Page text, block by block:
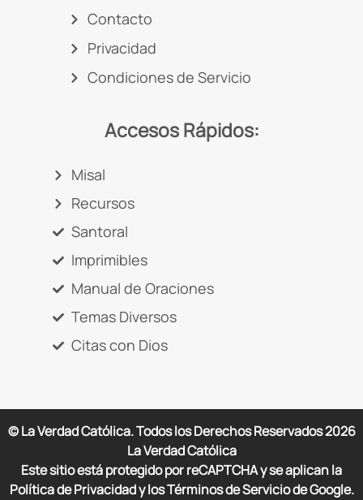
Contacto
Privacidad
Condiciones de Servicio
Accesos Rápidos:
Misal
Recursos
Santoral
Imprimibles
Manual de Oraciones
Temas Diversos
Citas con Dios
© La Verdad Católica. Todos los Derechos Reservados2026
La Verdad Católica
Este sitio está protegido por reCAPTCHA y se aplican la
Política de Privacidad y los Términos de Servicio de Google.